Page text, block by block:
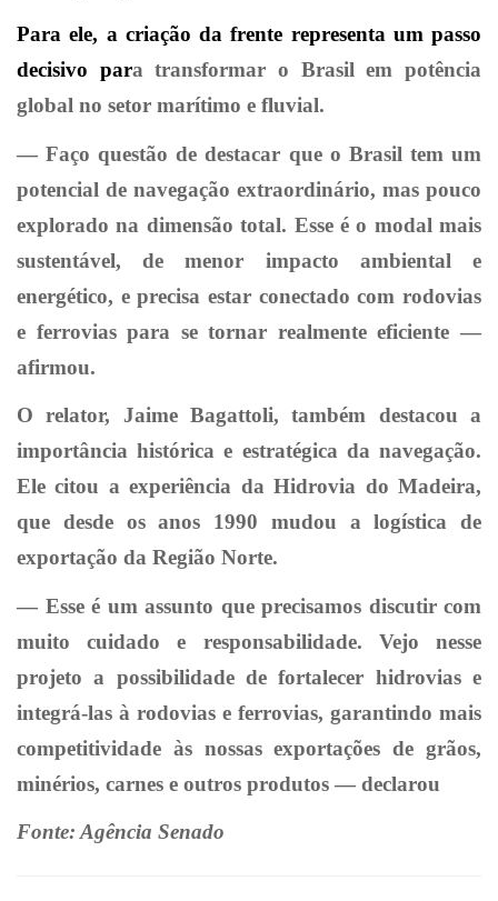
Para ele, a criação da frente representa um passo
decisivo para transformar o Brasil em potência
global no setor marítimo e fluvial.
— Faço questão de destacar que o Brasil tem um
potencial de navegação extraordinário, mas pouco
explorado na dimensão total. Esse é o modal mais
sustentável, de menor impacto ambiental e
energético, e precisa estar conectado com rodovias
e ferrovias para se tornar realmente eficiente —
afirmou.
O relator, Jaime Bagattoli, também destacou a
importância histórica e estratégica da navegação.
Ele citou a experiência da Hidrovia do Madeira,
que desde os anos 1990 mudou a logística de
exportação da Região Norte.
— Esse é um assunto que precisamos discutir com
muito cuidado e responsabilidade. Vejo nesse
projeto a possibilidade de fortalecer hidrovias e
integrá-las à rodovias e ferrovias, garantindo mais
competitividade às nossas exportações de grãos,
minérios, carnes e outros produtos — declarou
Fonte: Agência Senado